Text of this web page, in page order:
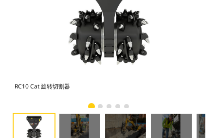
RC10 Cat 旋转切割器